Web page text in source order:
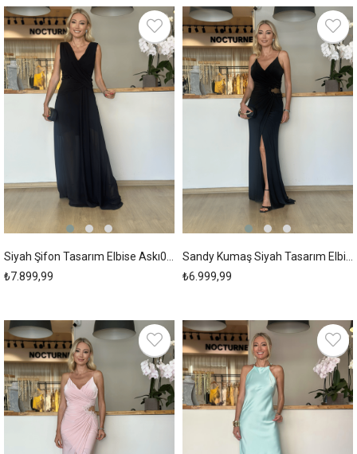
₺7.899,99
New
Item
₺6.999,99
New
Item
New
Item
New
Item